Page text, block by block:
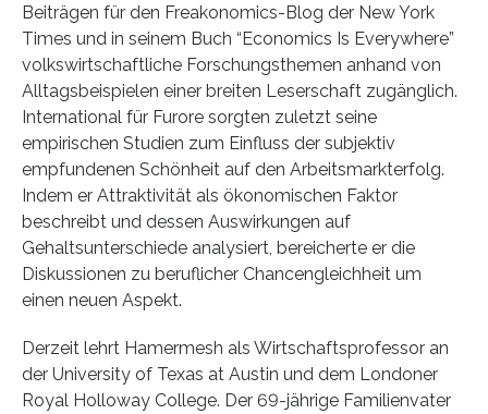
Beiträgen für den Freakonomics-Blog der New York
Times und in seinem Buch “Economics Is Everywhere”
volkswirtschaftliche Forschungsthemen anhand von
Alltagsbeispielen einer breiten Leserschaft zugänglich.
International für Furore sorgten zuletzt seine
empirischen Studien zum Einfluss der subjektiv
empfundenen Schönheit auf den Arbeitsmarkterfolg.
Indem er Attraktivität als ökonomischen Faktor
beschreibt und dessen Auswirkungen auf
Gehaltsunterschiede analysiert, bereicherte er die
Diskussionen zu beruflicher Chancengleichheit um
einen neuen Aspekt.
Derzeit lehrt Hamermesh als Wirtschaftsprofessor an
der University of Texas at Austin und dem Londoner
Royal Holloway College. Der 69-jährige Familienvater